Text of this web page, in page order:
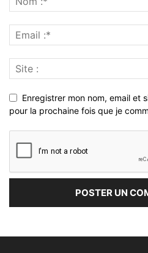
Enregistrer mon nom, email et
pour la prochaine fois que je